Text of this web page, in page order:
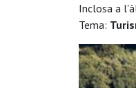
Inclosa a
Tema: